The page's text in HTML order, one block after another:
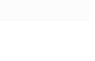
5 hvězdiček.